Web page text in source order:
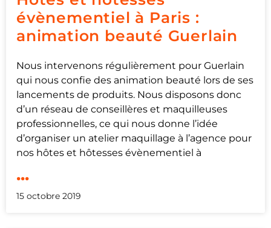
évènementiel à Paris :
animation beauté Guerlain
Nous intervenons régulièrement pour Guerlain
qui nous confie des animation beauté lors de ses
lancements de produits. Nous disposons donc
d’un réseau de conseillères et maquilleuses
professionnelles, ce qui nous donne l’idée
d’organiser un atelier maquillage à l’agence pour
nos hôtes et hôtesses évènementiel à
...
15 octobre 2019